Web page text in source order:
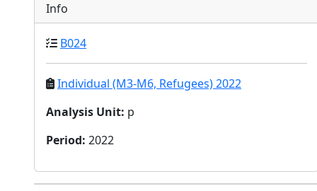
Info
B024
Individual (M3-M6, Refugees) 2022
Analysis Unit: p
Period: 2022